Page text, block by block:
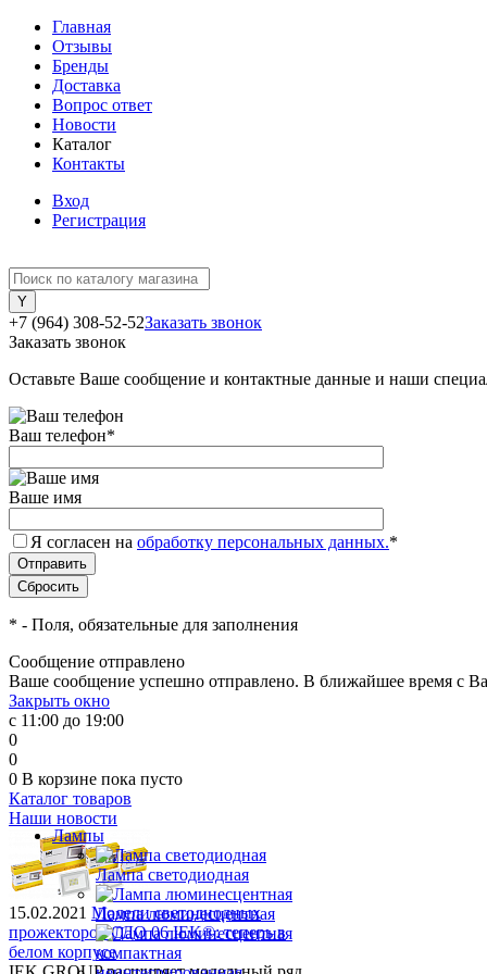
Главная
Отзывы
Бренды
Доставка
Вопрос ответ
Новости
Каталог
Контакты
Вход
Регистрация
+7 (964) 308-52-52Заказать звонок
Заказать звонок
Оставьте Ваше сообщение и контактные данные и наши
Ваш телефон*
Ваше имя
Я согласен на обработку персональных данных.*
* - Поля, обязательные для заполнения
Сообщение отправлено
Ваше сообщение успешно отправлено. В ближайшее время с
Закрыть окно
с 11:00 до 19:00
0
0
0 В корзине пока пусто
Каталог товаров
Лампы
Лампа светодиодная
Лампа люминесцентная
Наши новости
15.02.2021 Модели светодиодных
прожекторов СДО 06 IEK®: теперь в
белом корпусе